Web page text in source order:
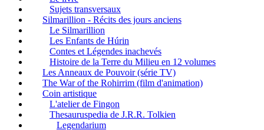
Sujets transversaux
Silmarillion - Récits des jours anciens
Le Silmarillion
Les Enfants de Húrin
Contes et Légendes inachevés
Histoire de la Terre du Milieu en 12 volumes
Les Anneaux de Pouvoir (série TV)
The War of the Rohirrim (film d'animation)
Coin artistique
L'atelier de Fingon
Thesauruspedia de J.R.R. Tolkien
Legendarium